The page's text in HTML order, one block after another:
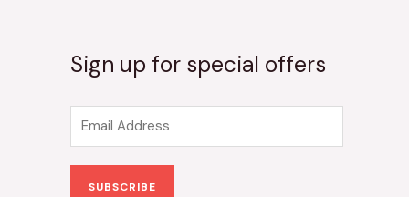
Sign up for special offers
m
a
SUBSCRIBE